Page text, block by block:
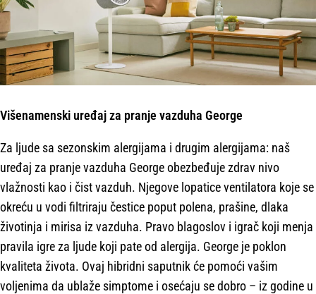
Višenamenski uređaj za pranje vazduha George
Za ljude sa sezonskim alergijama i drugim alergijama: naš
uređaj za pranje vazduha George obezbeđuje zdrav nivo
vlažnosti kao i čist vazduh. Njegove lopatice ventilatora koje se
okreću u vodi filtriraju čestice poput polena, prašine, dlaka
životinja i mirisa iz vazduha. Pravo blagoslov i igrač koji menja
pravila igre za ljude koji pate od alergija. George je poklon
kvaliteta života. Ovaj hibridni saputnik će pomoći vašim
voljenima da ublaže simptome i osećaju se dobro – iz godine u